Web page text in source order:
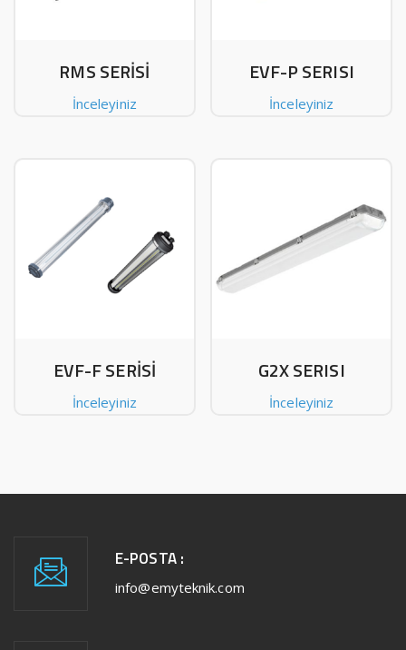
RMS SERİSİ
İnceleyiniz
EVF-P SERISI
İnceleyiniz
EVF-F SERİSİ
İnceleyiniz
G2X SERISI
İnceleyiniz
E-POSTA :
info@emyteknik.com